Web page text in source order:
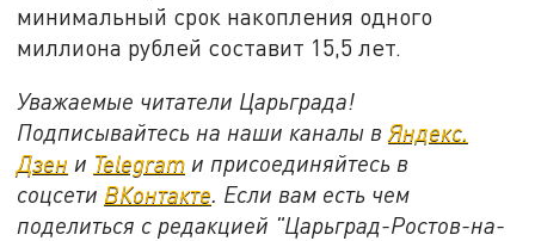
минимальный срок накопления одного
миллиона рублей составит 15,5 лет.
Уважаемые читатели Царьграда!
Подписывайтесь на наши каналы вЯндекс.
Дзен и Telegram и присоединяйтесь в
соцсети ВКонтакте. Если вам есть чем
поделиться с редакцией "Царьград-Ростов-на-